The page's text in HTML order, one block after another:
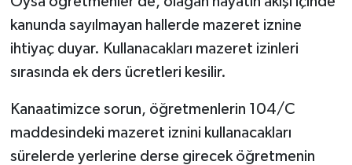
kanunda sayılmayan hallerde mazeret iznine
ihtiyaç duyar. Kullanacakları mazeret izinleri
sırasında ek ders ücretleri kesilir.
Kanaatimizce sorun, öğretmenlerin 104/C
maddesindeki mazeret iznini kullanacakları
sürelerde yerlerine derse girecek öğretmenin